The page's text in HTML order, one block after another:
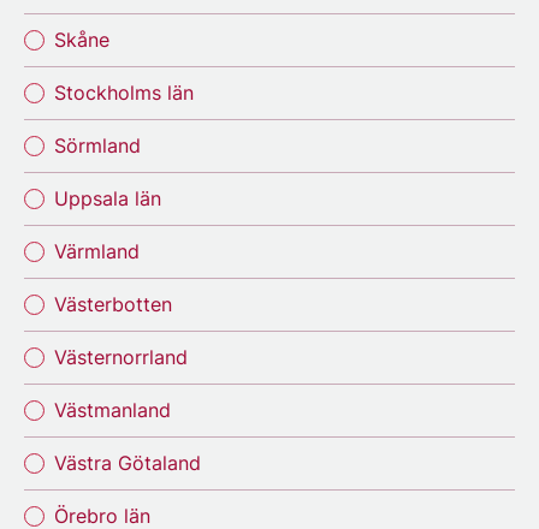
Skåne
Stockholms län
Sörmland
Uppsala län
Värmland
Västerbotten
Västernorrland
Västmanland
Västra Götaland
Örebro län